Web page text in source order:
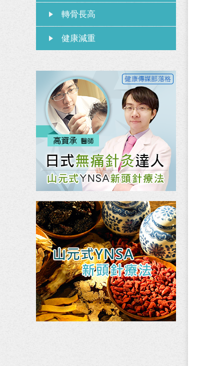
轉骨長高
健康減重